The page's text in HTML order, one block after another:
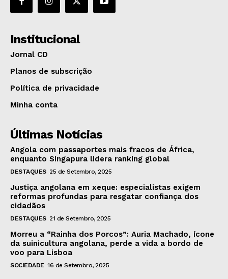
Institucional
Jornal CD
Planos de subscrição
Política de privacidade
Minha conta
Últimas Notícias
Angola com passaportes mais fracos de África,
enquanto Singapura lidera ranking global
DESTAQUES 25 de Setembro, 2025
Justiça angolana em xeque: especialistas exigem
reformas profundas para resgatar confiança dos
cidadãos
DESTAQUES 21 de Setembro, 2025
Morreu a “Rainha dos Porcos”: Auria Machado, ícone
da suinicultura angolana, perde a vida a bordo de
voo para Lisboa
SOCIEDADE 16 de Setembro, 2025